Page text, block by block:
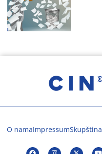
O namaImpressumSkupština